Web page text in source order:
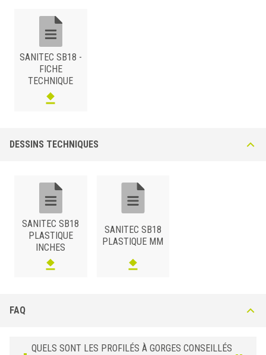
BxH (mm) Art.
SANITEC SB18 -
FICHE
TECHNIQUE
DESSINS TECHNIQUES
SANITEC SB18
PLASTIQUE
INCHES
SANITEC SB18
PLASTIQUE MM
FAQ
QUELS SONT LES PROFILÉS À GORGES CONSEILLÉS